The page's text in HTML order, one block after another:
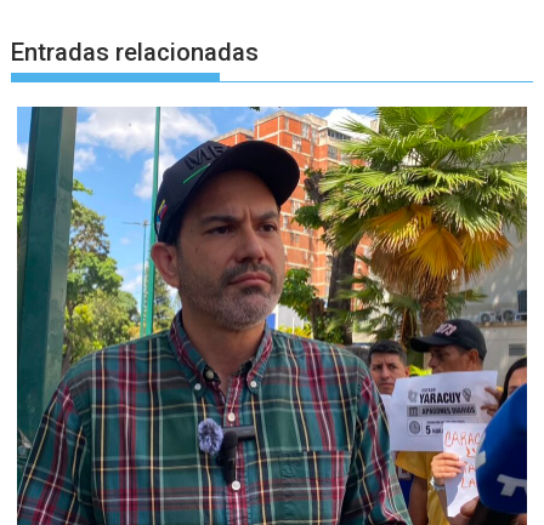
Entradas relacionadas